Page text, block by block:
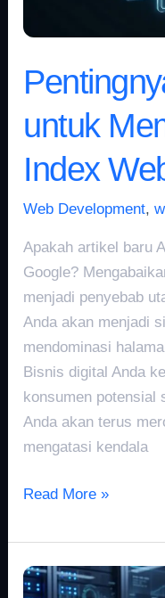
untuk
Index
Web Development,
Apakah artikel baru
Google?
menjadi penyebab
Anda akan menjadi
mendominasi
Bisnis digital Anda
konsumen potensial
Anda akan terus
mengatasi kendala
Read More »
Optimasi